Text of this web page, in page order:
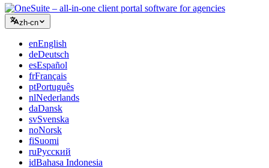
zh-cn
enEnglish
deDeutsch
esEspañol
frFrançais
ptPortuguês
nlNederlands
daDansk
svSvenska
noNorsk
fiSuomi
ruРусский
idBahasa Indonesia